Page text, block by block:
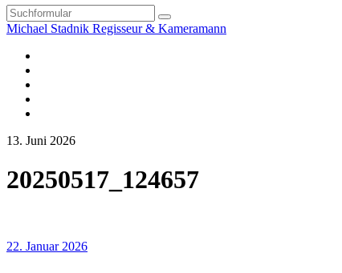
Search
Michael Stadnik Regisseur & Kameramann
13. Juni 2026
20250517_124657
22. Januar 2026